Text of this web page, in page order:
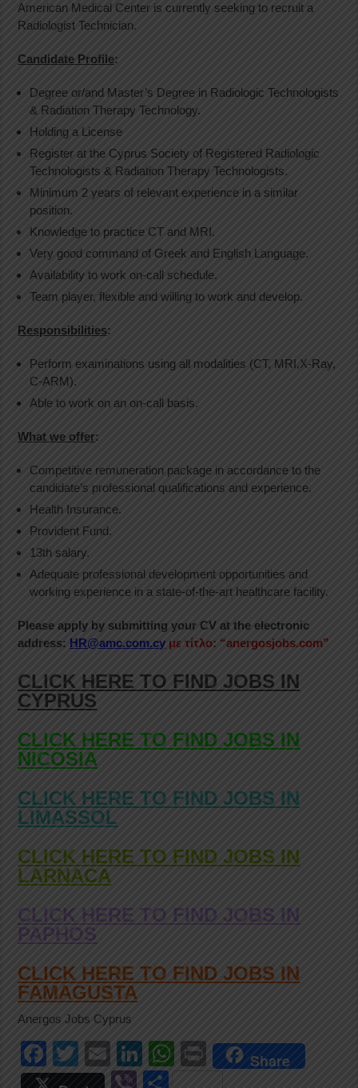
American Medical Center is currently seeking to recruit a
Radiologist Technician.
Candidate Profile:
Degree or/and Master’s Degree in Radiologic Technologists
& Radiation Therapy Technology.
Holding a License
Register at the Cyprus Society of Registered Radiologic
Technologists & Radiation Therapy Technologists.
Minimum 2 years of relevant experience in a similar
position.
Knowledge to practice CT and MRI.
Very good command of Greek and English Language.
Availability to work on-call schedule.
Team player, flexible and willing to work and develop.
Responsibilities:
Perform examinations using all modalities (CT, MRI,X-Ray,
C-ARM).
Able to work on an on-call basis.
What we offer:
Competitive remuneration package in accordance to the
candidate’s professional qualifications and experience.
Health Insurance.
Provident Fund.
13th salary.
Adequate professional development opportunities and
working experience in a state-of-the-art healthcare facility.
Please apply by submitting your CV at the electronic
address: HR@amc.com.cy με τίτλο: “anergosjobs.com”
CLICK HERE TO FIND JOBS IN
CYPRUS
CLICK HERE TO FIND JOBS IN
NICOSIA
CLICK HERE TO FIND JOBS IN
LIMASSOL
CLICK HERE TO FIND JOBS IN
LARNACA
CLICK HERE TO FIND JOBS IN
PAPHOS
CLICK HERE TO FIND JOBS IN
FAMAGUSTA
Anergos Jobs Cyprus
F
a
T
wi
E
m
Li
n
W Pr
Share